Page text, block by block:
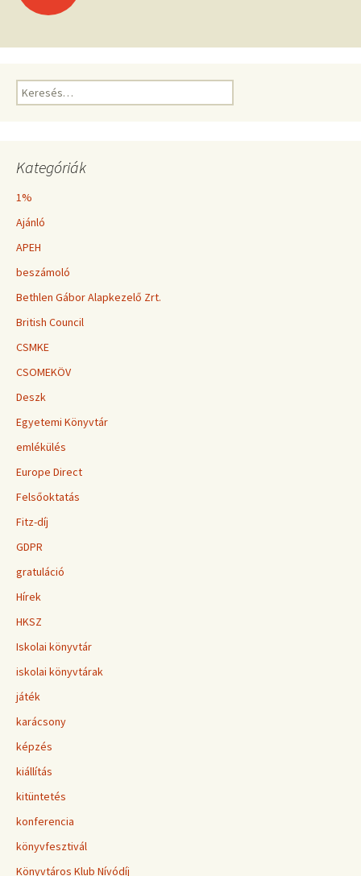
navigációja
Keresés:
Kategóriák
1%
Ajánló
APEH
beszámoló
Bethlen Gábor Alapkezelő Zrt.
British Council
CSMKE
CSOMEKÖV
Deszk
Egyetemi Könyvtár
emlékülés
Europe Direct
Felsőoktatás
Fitz-díj
GDPR
gratuláció
Hírek
HKSZ
Iskolai könyvtár
iskolai könyvtárak
játék
karácsony
képzés
kiállítás
kitüntetés
konferencia
könyvfesztivál
Könyvtáros Klub Nívódíj